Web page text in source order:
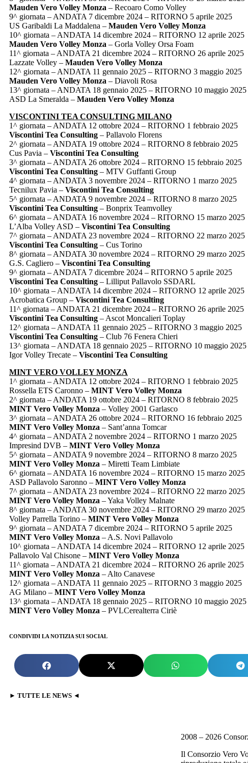
Mauden Vero Volley Monza – Recoaro Como Volley
9^ giornata – ANDATA 7 dicembre 2024 – RITORNO 5 aprile 2025
US Garibaldi La Maddalena – Mauden Vero Volley Monza
10^ giornata – ANDATA 14 dicembre 2024 – RITORNO 12 aprile 2025
Mauden Vero Volley Monza – Gorla Volley Orsa Foam
11^ giornata – ANDATA 21 dicembre 2024 – RITORNO 26 aprile 2025
Lazzate Volley – Mauden Vero Volley Monza
12^ giornata – ANDATA 11 gennaio 2025 – RITORNO 3 maggio 2025
Mauden Vero Volley Monza – Diavoli Rosa
13^ giornata – ANDATA 18 gennaio 2025 – RITORNO 10 maggio 2025
ASD La Smeralda – Mauden Vero Volley Monza
VISCONTINI TEA CONSULTING MILANO
1^ giornata – ANDATA 12 ottobre 2024 – RITORNO 1 febbraio 2025
Viscontini Tea Consulting – Pallavolo Florens
2^ giornata – ANDATA 19 ottobre 2024 – RITORNO 8 febbraio 2025
Cus Pavia – Viscontini Tea Consulting
3^ giornata – ANDATA 26 ottobre 2024 – RITORNO 15 febbraio 2025
Viscontini Tea Consulting – MTV Guffanti Group
4^ giornata – ANDATA 3 novembre 2024 – RITORNO 1 marzo 2025
Tecnilux Pavia – Viscontini Tea Consulting
5^ giornata – ANDATA 9 novembre 2024 – RITORNO 8 marzo 2025
Viscontini Tea Consulting – Bonprix Teamvolley
6^ giornata – ANDATA 16 novembre 2024 – RITORNO 15 marzo 2025
L’Alba Volley ASD – Viscontini Tea Consulting
7^ giornata – ANDATA 23 novembre 2024 – RITORNO 22 marzo 2025
Viscontini Tea Consulting – Cus Torino
8^ giornata – ANDATA 30 novembre 2024 – RITORNO 29 marzo 2025
G.S. Cagliero – Viscontini Tea Consulting
9^ giornata – ANDATA 7 dicembre 2024 – RITORNO 5 aprile 2025
Viscontini Tea Consulting – Lilliput Pallavolo SSDARL
10^ giornata – ANDATA 14 dicembre 2024 – RITORNO 12 aprile 2025
Acrobatica Group – Viscontini Tea Consulting
11^ giornata – ANDATA 21 dicembre 2024 – RITORNO 26 aprile 2025
Viscontini Tea Consulting – Ascot Moncalieri Toplay
12^ giornata – ANDATA 11 gennaio 2025 – RITORNO 3 maggio 2025
Viscontini Tea Consulting – Club 76 Fenera Chieri
13^ giornata – ANDATA 18 gennaio 2025 – RITORNO 10 maggio 2025
Igor Volley Trecate – Viscontini Tea Consulting
MINT VERO VOLLEY MONZA
1^ giornata – ANDATA 12 ottobre 2024 – RITORNO 1 febbraio 2025
Rossella ETS Caronno – MINT Vero Volley Monza
2^ giornata – ANDATA 19 ottobre 2024 – RITORNO 8 febbraio 2025
MINT Vero Volley Monza – Volley 2001 Garlasco
3^ giornata – ANDATA 26 ottobre 2024 – RITORNO 16 febbraio 2025
MINT Vero Volley Monza – Sant’anna Tomcar
4^ giornata – ANDATA 2 novembre 2024 – RITORNO 1 marzo 2025
Impresind DVB – MINT Vero Volley Monza
5^ giornata – ANDATA 9 novembre 2024 – RITORNO 8 marzo 2025
MINT Vero Volley Monza – Miretti Team Limbiate
6^ giornata – ANDATA 16 novembre 2024 – RITORNO 15 marzo 2025
ASD Pallavolo Saronno – MINT Vero Volley Monza
7^ giornata – ANDATA 23 novembre 2024 – RITORNO 22 marzo 2025
MINT Vero Volley Monza – Yaka Volley Malnate
8^ giornata – ANDATA 30 novembre 2024 – RITORNO 29 marzo 2025
Volley Parrella Torino – MINT Vero Volley Monza
9^ giornata – ANDATA 7 dicembre 2024 – RITORNO 5 aprile 2025
MINT Vero Volley Monza – A.S. Novi Pallavolo
10^ giornata – ANDATA 14 dicembre 2024 – RITORNO 12 aprile 2025
Pallavolo Val Chisone – MINT Vero Volley Monza
11^ giornata – ANDATA 21 dicembre 2024 – RITORNO 26 aprile 2025
MINT Vero Volley Monza – Alto Canavese
12^ giornata – ANDATA 11 gennaio 2025 – RITORNO 3 maggio 2025
AG Milano – MINT Vero Volley Monza
13^ giornata – ANDATA 18 gennaio 2025 – RITORNO 10 maggio 2025
MINT Vero Volley Monza – PVLCerealterra Ciriè
CONDIVIDI LA NOTIZIA SUI SOCIAL
► TUTTE LE NEWS ◄
2008 – 2026
Il Consorzio Vero